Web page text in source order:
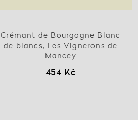
Crémant de Bourgogne Blanc
de blancs, Les Vignerons de
Mancey
454 Kč